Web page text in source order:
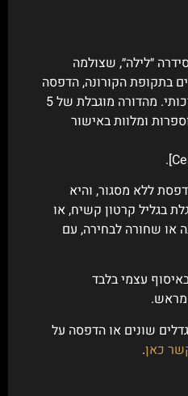
״לילה״, שצולמה
בתקופת הקורונה, הדפסה
דיגיטלית על נייר צילום איכותי. מהדורה מוגבלת של 5
ומלוות באישור
ללא מסגור, והיא
בגליל קרטון קשיח, או
או שחורה לבחירה, עם
עצמי בלבד
מראש.
שונים או הדפסה על
כאן.